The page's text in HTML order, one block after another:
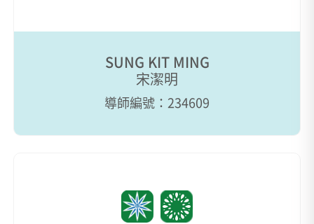
SUNG KIT MING
宋潔明
導師編號：234609